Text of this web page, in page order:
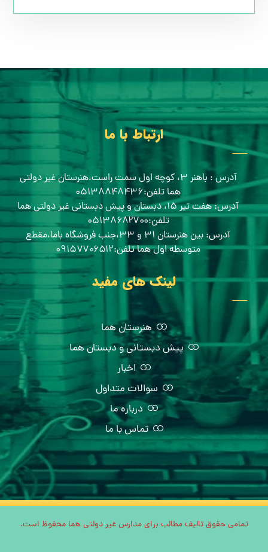
ارتباط با ما
آدرس : باهنر ۳، کوچه اول سمت راست،هنرستان غیر دولتی
هما تلفن:۰۵۱۳۸۸۴۸۴۳۶
آدرس: هفت تیر ۱۵، دبستان و پیش دبستانی غیر دولتی هما
تلفن:۰۵۱۳۸۶۸۲۷۰۰
آدرس: بین هنرستان ۳۱ و ۳۳،جنب فروشگاه باما،مقطع
متوسطه اول هما تلفن:۰۹۱۵۷۷۰۶۵۱۲
لینک های مفید
هنرستان هما
پیش دبستانی و دبستان هما
اخبار
سوالات متداول
درباره ما
تماس با ما
تمامی حقوق تالیف مطالب برای مدارس غیر دولتی هما محفوظ است.